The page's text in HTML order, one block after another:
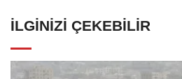
İLGINIZI ÇEKEBILIR